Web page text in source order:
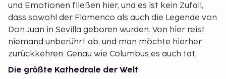
und Emotionen fließen hier, und es ist kein Zufall,
dass sowohl der Flamenco als auch die Legende von
Don Juan in Sevilla geboren wurden. Von hier reist
niemand unberührt ab, und man möchte hierher
zurückkehren. Genau wie Columbus es auch tat.
Die größte Kathedrale der Welt